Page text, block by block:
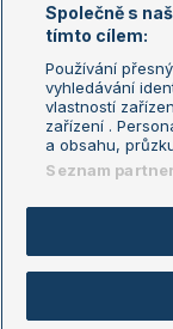
LS Prague Open
Podmínky užití
GDPR a žurnalistika
Kontakt
Copyright © 2008-
Společně s
tímto cílem:
Používání
vyhledávání
vlastností
zařízení .
a obsahu,
Seznam